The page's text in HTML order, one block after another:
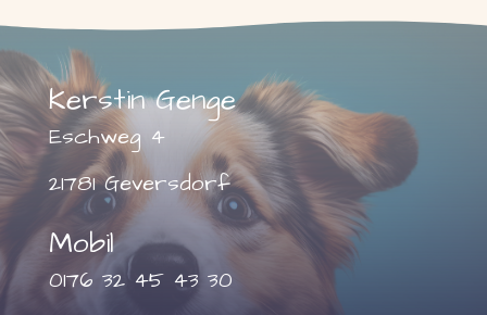
Kerstin Genge
Eschweg 4
21781 Geversdorf
Mobil
0176 32 45 43 30